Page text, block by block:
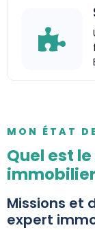
MON ÉTAT
Quel est
Missions et
expert